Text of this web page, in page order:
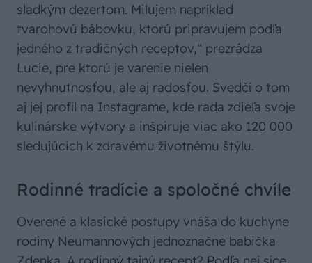
sladkým dezertom. Milujem napríklad
tvarohovú bábovku, ktorú pripravujem podľa
jedného z tradičných receptov,“ prezrádza
Lucie, pre ktorú je varenie nielen
nevyhnutnosťou, ale aj radosťou. Svedčí o tom
aj jej profil na Instagrame, kde rada zdieľa svoje
kulinárske výtvory a inšpiruje viac ako 120 000
sledujúcich k zdravému životnému štýlu.
Rodinné tradície a spoločné chvíle
Overené a klasické postupy vnáša do kuchyne
rodiny Neumannových jednoznačne babička